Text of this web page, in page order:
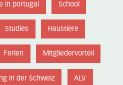
in portugal School
Studies Haustiere
Ferien Mitgliedervorteil
in der Schweiz ALV